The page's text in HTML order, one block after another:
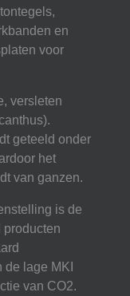
en
voor
versleten
geteeld onder
het
van ganzen.
is de
lage MKI
van CO2.